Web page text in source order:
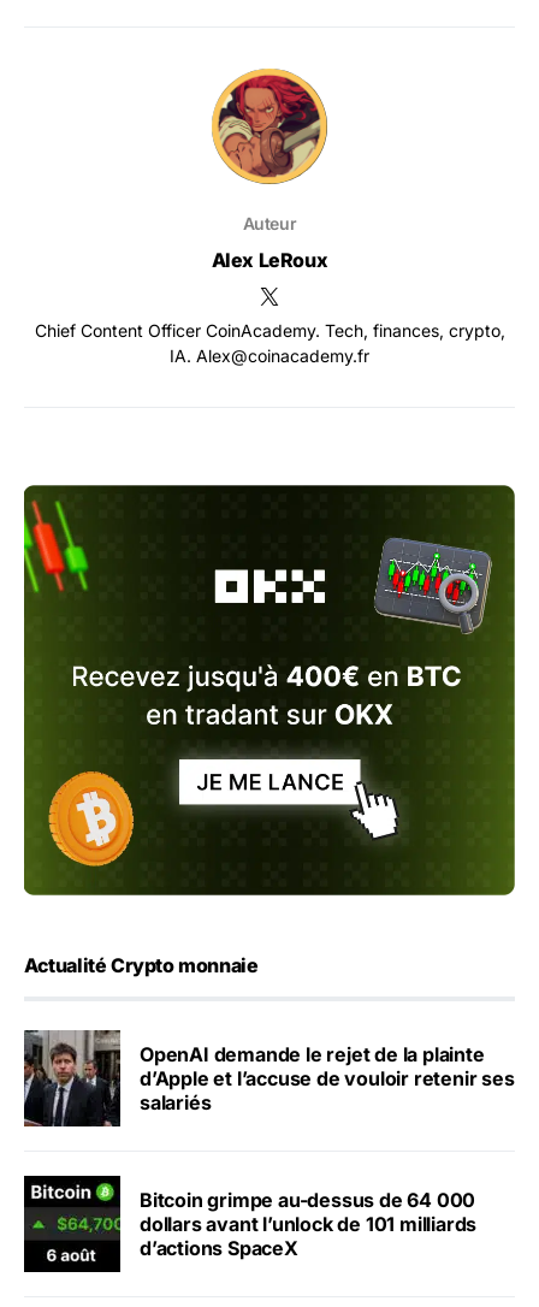
Auteur
Alex LeRoux
Chief Content Officer CoinAcademy. Tech, finances, crypto,
IA. Alex@coinacademy.fr
Actualité Crypto monnaie
OpenAI demande le rejet de la plainte
d’Apple et l’accuse de vouloir retenir ses
salariés
Bitcoin grimpe au-dessus de 64 000
dollars avant l’unlock de 101 milliards
d’actions SpaceX